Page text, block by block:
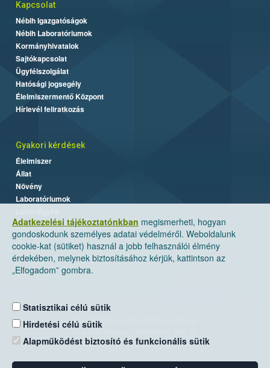
Adatkezelési tájékoztatónkban megismerheti, hogyan
gondoskodunk személyes adatai védelméről. Weboldalunk
cookie-kat (sütiket) használ a jobb felhasználói élmény
érdekében, melynek biztosításához kérjük, kattintson az
„Elfogadom” gombra.
Statisztikai célú sütik
Hirdetési célú sütik
Alapműködést biztosító és funkcionális sütik
Kapcsolat
Nébih Igazgatóságok
Nébih Laboratóriumok
Kormányhivatalok
Sajtókapcsolat
Ügyfélszolgálat
Hatósági jogsegély
Élelmiszermentő Központ
Hírlevél feliratkozás
Gyakori kérdések
Élelmiszer
Állat
Növény
Laboratóriumok
Nemzeti Élelmiszerlánc-biztonsági Hivatal
Levelezési cím: 1525 Budapest. Pf. 30.